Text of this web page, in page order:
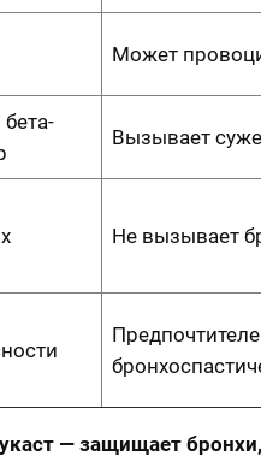
Может
Вызывает
Не вызывает
— защищает